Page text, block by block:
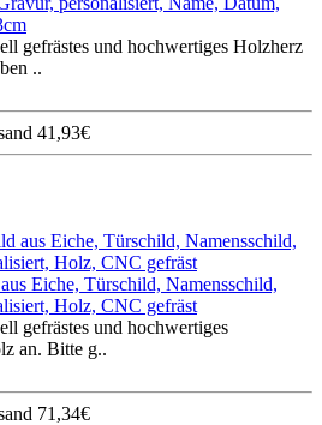
gefrästes und hochwertiges Holzherz
..
41,93€
Eiche, Türschild, Namensschild,
Holz, CNC gefräst
gefrästes und hochwertiges
an. Bitte g..
71,34€